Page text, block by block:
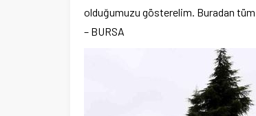
olduğumuzu gösterelim. Buradan tüm
– BURSA